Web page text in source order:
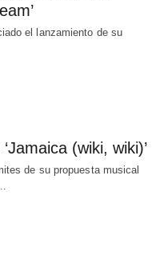
el lanzamiento de su
(wiki, wiki)’
de su propuesta musical